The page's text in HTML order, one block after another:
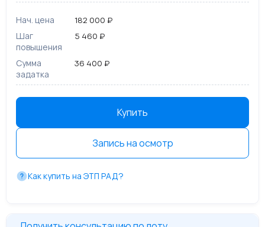
Нач. цена 182 000 ₽
Шаг
повышения
5 460 ₽
Сумма
задатка
36 400 ₽
Купить
Запись на осмотр
Как купить на ЭТП РАД?